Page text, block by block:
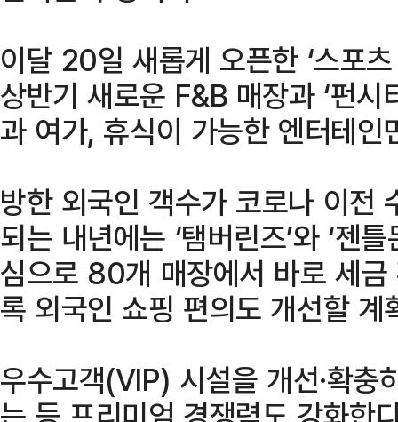
이달 20일 새롭게 오픈한 ‘스포
상반기 새로운 F&B 매장과 ‘펀시
과 여가, 휴식이 가능한 엔터테인
방한 외국인 객수가 코로나 이전
되는 내년에는 ‘탬버린즈’와 ‘젠
심으로 80개 매장에서 바로 세
록 외국인 쇼핑 편의도 개선할 계
우수고객(VIP) 시설을 개선·확충